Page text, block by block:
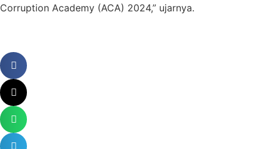
Corruption Academy (ACA) 2024,” ujarnya.